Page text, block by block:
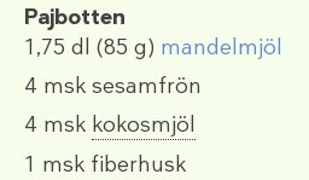
Pajbotten
1,75 dl (85 g) mandelmjöl
4 msk sesamfrön
4 msk kokosmjöl
1 msk fiberhusk